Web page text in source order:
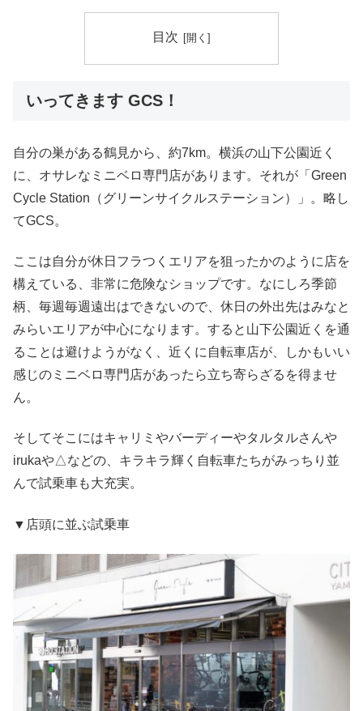
目次
いってきます GCS！
自分の巣がある鶴見から、約7km。横浜の山下公園近く
に、オサレなミニベロ専門店があります。それが「Green
Cycle Station（グリーンサイクルステーション）」。略し
てGCS。
ここは自分が休日フラつくエリアを狙ったかのように店を
構えている、非常に危険なショップです。なにしろ季節
柄、毎週毎週遠出はできないので、休日の外出先はみなと
みらいエリアが中心になります。すると山下公園近くを通
ることは避けようがなく、近くに自転車店が、しかもいい
感じのミニベロ専門店があったら立ち寄らざるを得ませ
ん。
そしてそこにはキャリミやバーディーやタルタルさんや
irukaや△などの、キラキラ輝く自転車たちがみっちり並
んで試乗車も大充実。
▼店頭に並ぶ試乗車